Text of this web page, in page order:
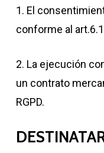
1. El
conforme al
2. La ejecución
un contrato
RGPD.